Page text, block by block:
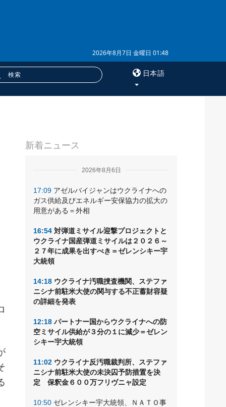
2026年8月7日 金曜日 01:48
日本語
購読
新着ニュース
2026年8月6日
17:09 アゼルバイジャンはウクライナへの
ガス供給及びエネルギー安保協力の拡大の
用意がある＝外相
16:54 対弾道ミサイル迎撃プロジェクトと
ウクライナ国産弾道ミサイルは２０２６～
２７年に成果を出すべき＝ゼレンシキー宇
大統領
14:18 ウクライナ汚職捜査機関、ステファ
ニシナ前駐米大使の関与する不正蓄財容疑
の詳細を発表
12:18 パートナー国からウクライナへの防
空ミサイル供給が３分の１に減少＝ゼレン
シキー宇大統領
11:02 ウクライナ反汚職裁判所、ステファ
ニシナ前駐米大使の未決囚予防措置を決
定 保釈金６００万フリヴニャ設定
10:50 ゼレンシキー宇大統領、ＮＡＴＯ事